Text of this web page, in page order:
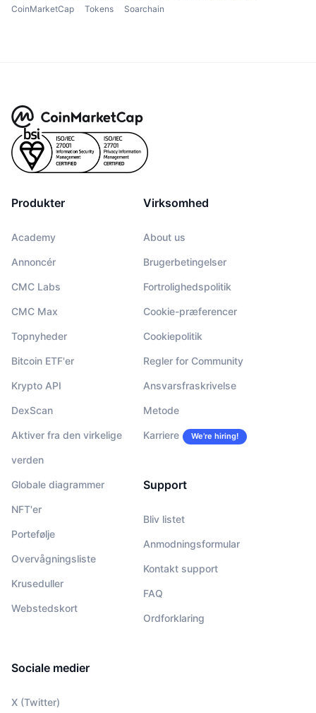
CoinMarketCap Tokens Soarchain
Produkter
Academy
Annoncér
CMC Labs
CMC Max
Topnyheder
Bitcoin ETF'er
Krypto API
DexScan
Aktiver fra den virkelige
verden
Globale diagrammer
NFT'er
Portefølje
Overvågningsliste
Kruseduller
Webstedskort
Virksomhed
About us
Brugerbetingelser
Fortrolighedspolitik
Cookie-præferencer
Cookiepolitik
Regler for Community
Ansvarsfraskrivelse
Metode
Karriere We’re hiring!
Support
Bliv listet
Anmodningsformular
Kontakt support
FAQ
Ordforklaring
Sociale medier
X (Twitter)